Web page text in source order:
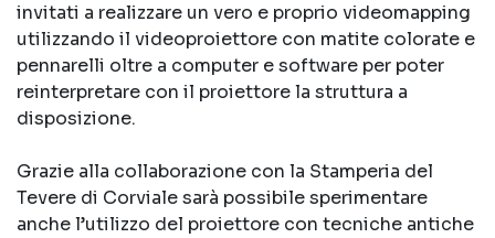
invitati a realizzare un vero e proprio videomapping
utilizzando il videoproiettore con matite colorate e
pennarelli oltre a computer e software per poter
reinterpretare con il proiettore la struttura a
disposizione.
Grazie alla collaborazione con la Stamperia del
Tevere di Corviale sarà possibile sperimentare
anche l’utilizzo del proiettore con tecniche antiche